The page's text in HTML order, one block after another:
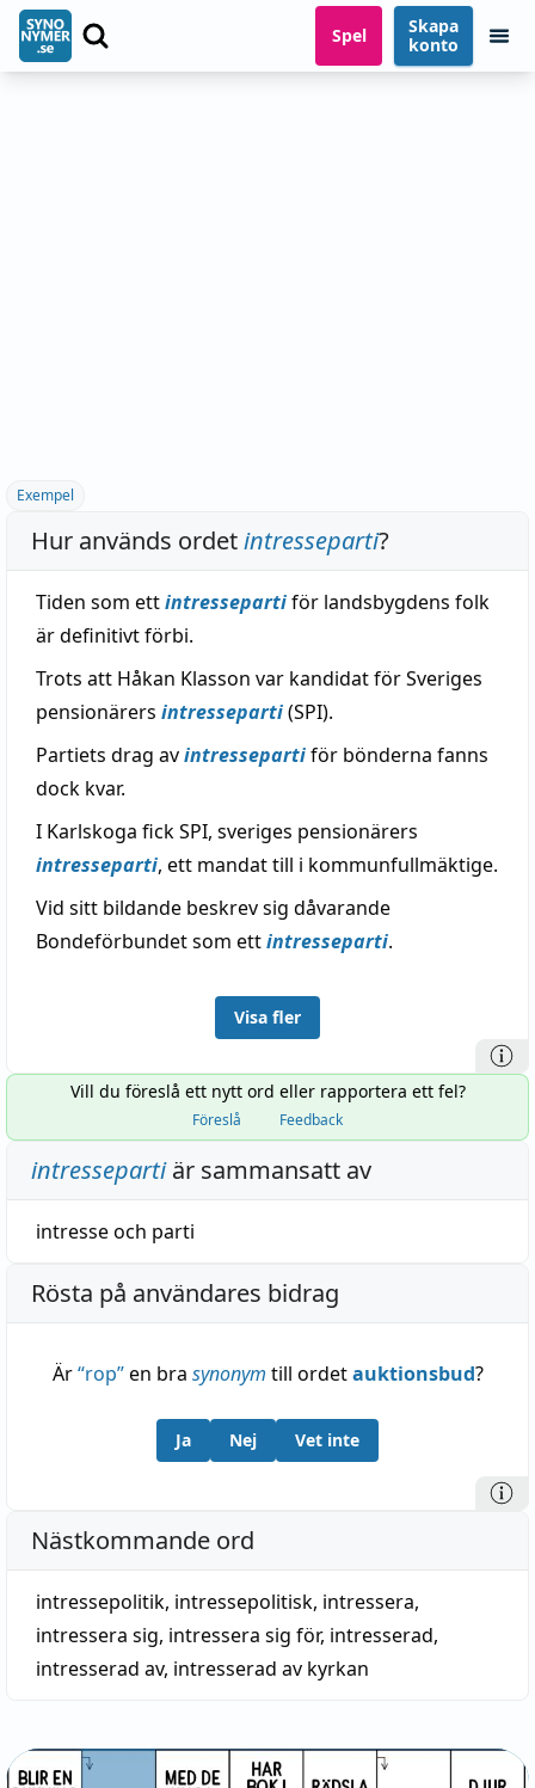
Spel
Skapa
konto
Exempel
Hur används ordetintresseparti?
Tiden som ettintressepartiför landsbygdens folk
är definitivt förbi.
Trots att Håkan Klasson var kandidat för Sveriges
pensionärers intresseparti(SPI).
Partiets drag avintressepartiför bönderna fanns
dock kvar.
I Karlskoga fick SPI, sveriges pensionärers
intresseparti, ett mandat till i kommunfullmäktige.
Vid sitt bildande beskrev sig dåvarande
Bondeförbundet som ettintresseparti.
Visa fler
Vill du föreslå ett nytt ord eller rapportera ett fel?
Föreslå Feedback
intressepartiär sammansatt av
intresseoch parti
Rösta på användares bidrag
Är“rop”en bra synonym till ordetauktionsbud?
Ja Nej Vet inte
Nästkommande ord
intressepolitik, intressepolitisk, intressera,
intressera sig, intressera sig för, intresserad,
intresserad av, intresserad av kyrkan